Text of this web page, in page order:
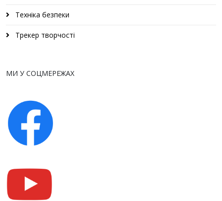
Техніка безпеки
Трекер творчості
МИ У СОЦМЕРЕЖАХ